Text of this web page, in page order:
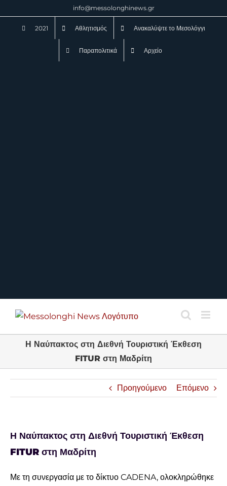
info@messolonghinews.gr
2021 Αθλητισμός Ανακαλύψτε το Μεσολόγγι
Παραπολιτικά Αρχείο
Η Ναύπακτος στη Διεθνή Τουριστική Έκθεση
FITUR στη Μαδρίτη
Προηγούμενο Επόμενο
Η Ναύπακτος στη Διεθνή Τουριστική Έκθεση
FITUR στη Μαδρίτη
Με τη συνεργασία με το δίκτυο CADENA, ολοκληρώθηκε